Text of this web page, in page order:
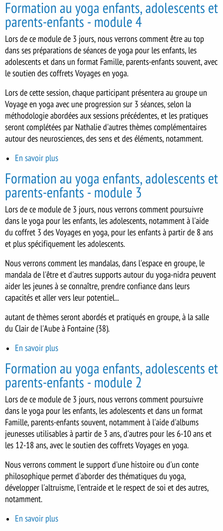
Yoga
-
Yoga
de
l'Energie
Formation au yoga enfants, adolescents et
parents-enfants - module 4
Lors de ce module de 3 jours, nous verrons comment être au top
dans ses préparations de séances de yoga pour les enfants, les
adolescents et dans un format Famille, parents-enfants souvent, avec
le soutien des coffrets Voyages en yoga.
Lors de cette session, chaque participant présentera au groupe un
Voyage en yoga avec une progression sur 3 séances, selon la
méthodologie abordées aux sessions précédentes, et les pratiques
seront complétées par Nathalie d'autres thèmes complémentaires
autour des neurosciences, des sens et des éléments, notamment.
En savoir plus
au
yoga
enfants,
adolescents
et
parents-
enfants
-
module
4
Formation au yoga enfants, adolescents et
parents-enfants - module 3
Lors de ce module de 3 jours, nous verrons comment poursuivre
dans le yoga pour les enfants, les adolescents, notamment à l'aide
du coffret 3 des Voyages en yoga, pour les enfants à partir de 8 ans
et plus spécifiquement les adolescents.
Nous verrons comment les mandalas, dans l'espace en groupe, le
mandala de l'être et d'autres supports autour du yoga-nidra peuvent
aider les jeunes à se connaître, prendre confiance dans leurs
capacités et aller vers leur potentiel...
autant de thèmes seront abordés et pratiqués en groupe, à la salle
du Clair de l'Aube à Fontaine (38).
En savoir plus
au
yoga
enfants,
adolescents
et
parents-
enfants
-
module
3
Formation au yoga enfants, adolescents et
parents-enfants - module 2
Lors de ce module de 3 jours, nous verrons comment poursuivre
dans le yoga pour les enfants, les adolescents et dans un format
Famille, parents-enfants souvent, notamment à l'aide d'albums
jeunesses utilisables à partir de 3 ans, d'autres pour les 6-10 ans et
les 12-18 ans, avec le soutien des coffrets Voyages en yoga.
Nous verrons comment le support d'une histoire ou d'un conte
philosophique permet d'aborder des thématiques du yoga,
développer l'altruisme, l'entraide et le respect de soi et des autres,
notamment.
En savoir plus